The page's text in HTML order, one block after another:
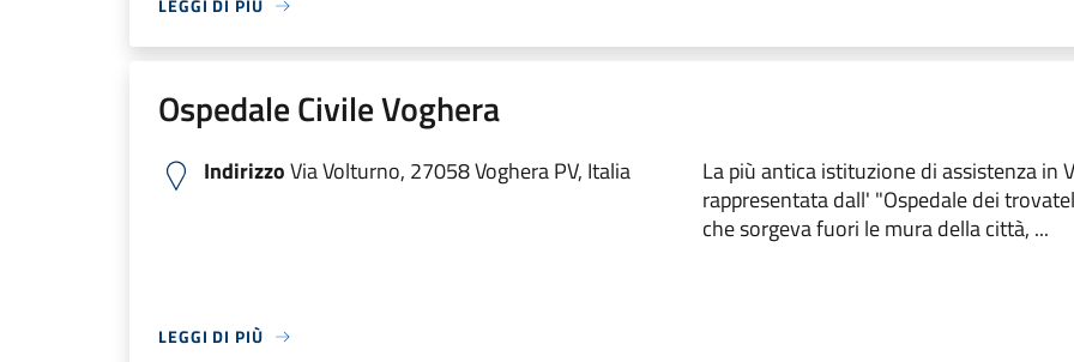
LEGGI DI PIÙ
Ospedale Civile Voghera
IndirizzoVia Volturno, 27058 Voghera PV, Italia
La più antica istituzione di assistenza in
rappresentata dall' "Ospedale dei
che sorgeva fuori le mura della città, ...
LEGGI DI PIÙ